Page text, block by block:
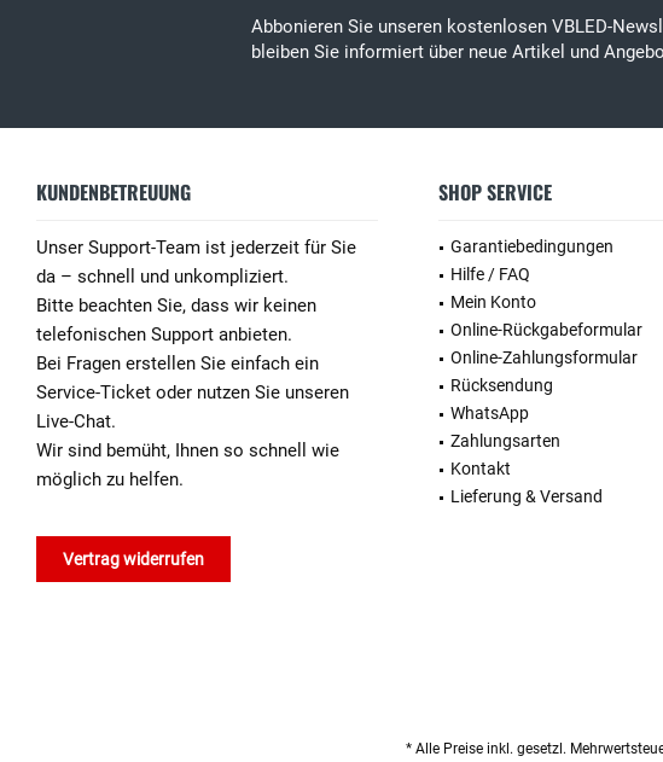
Abbonieren Sie unseren kostenlosen VBLED-
bleiben Sie informiert über neue Artikel und
KUNDENBETREUUNG
Unser Support-Team ist jederzeit für Sie
da – schnell und unkompliziert.
Bitte beachten Sie, dass wir keinen
telefonischen Support anbieten.
Bei Fragen erstellen Sie einfach ein
Service-Ticket oder nutzen Sie unseren
Live-Chat.
Wir sind bemüht, Ihnen so schnell wie
möglich zu helfen.
Vertrag widerrufen
SHOP SERVICE
Garantiebedingungen
Hilfe / FAQ
Mein Konto
Online-Rückgabeformular
Online-Zahlungsformular
Rücksendung
WhatsApp
Zahlungsarten
Kontakt
Lieferung & Versand
* Alle Preise inkl. gesetzl.